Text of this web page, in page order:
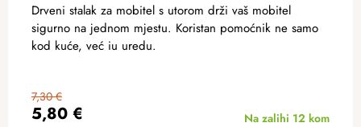
5,80 €
7,30 €
Na zalihi 12 kom
Drveni stalak za mobitel s utorom drži vaš mobitel
sigurno na jednom mjestu. Koristan pomoćnik ne samo
kod kuće, već iu uredu.